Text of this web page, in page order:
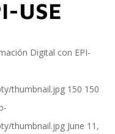
USE
Digital con EPI-
thumbnail.jpg 150 150
thumbnail.jpg June 11,